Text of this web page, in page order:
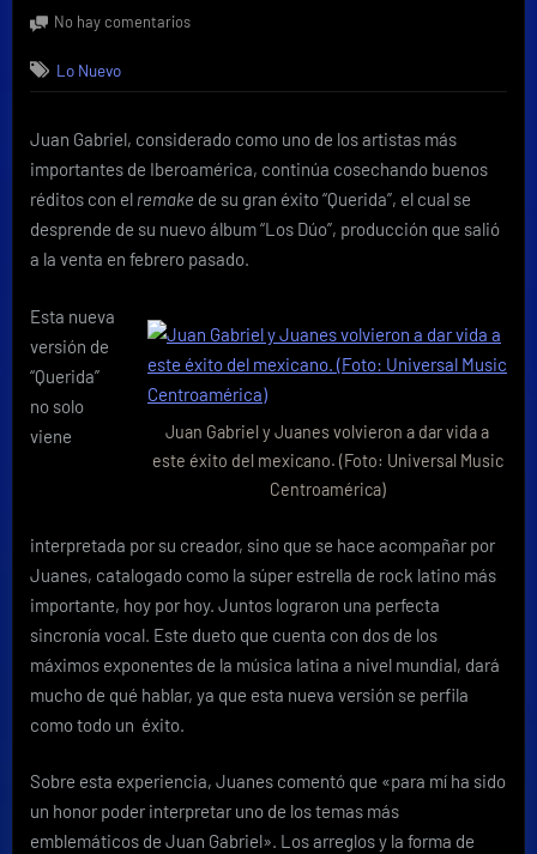
on
No hay comentariosen
Juan
mantienen
el
éxito
con
dueto
Lo Nuevo
Juan Gabriel, considerado como uno de los artistas más
importantes de Iberoamérica, continúa cosechando buenos
réditos con el remake de su gran éxito “Querida”, el cual se
desprende de su nuevo álbum “Los Dúo”, producción que salió
a la venta en febrero pasado.
Juan Gabriel y Juanes volvieron a dar vida a
este éxito del mexicano. (Foto: Universal Music
Centroamérica)
Esta nueva
versión de
“Querida”
no solo
viene
interpretada por su creador, sino que se hace acompañar por
Juanes, catalogado como la súper estrella de rock latino más
importante, hoy por hoy. Juntos lograron una perfecta
sincronía vocal. Este dueto que cuenta con dos de los
máximos exponentes de la música latina a nivel mundial, dará
mucho de qué hablar, ya que esta nueva versión se perfila
como todo un éxito.
Sobre esta experiencia, Juanes comentó que «para mí ha sido
un honor poder interpretar uno de los temas más
emblemáticos de Juan Gabriel». Los arreglos y la forma de